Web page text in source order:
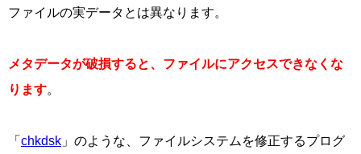
ファイルの実データとは異なります。
メタデータが破損すると、ファイルにアクセスできなくな
ります。
「 chkdsk 」のような、ファイルシステムを修正するプログ